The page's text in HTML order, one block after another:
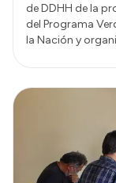
de DDHH de la
del Programa
la Nación y